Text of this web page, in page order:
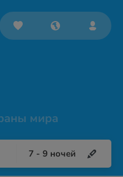
мира
7 - 9 ночей